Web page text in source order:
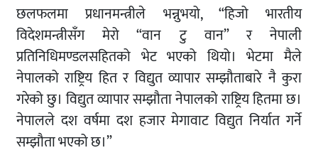
छलफलमा प्रधानमन्त्रीले भन्नुभयो, “हिजो भारतीय
विदेशमन्त्रीसँग मेरो “वान टु वान” र नेपाली
प्रतिनिधिमण्डलसहितको भेट भएको थियो। भेटमा मैले
नेपालको राष्ट्रिय हित र विद्युत व्यापार सम्झौताबारे नै कुरा
गरेको छु। विद्युत व्यापार सम्झौता नेपालको राष्ट्रिय हितमा छ।
नेपालले दश वर्षमा दश हजार मेगावाट विद्युत निर्यात गर्ने
सम्झौता भएको छ।”